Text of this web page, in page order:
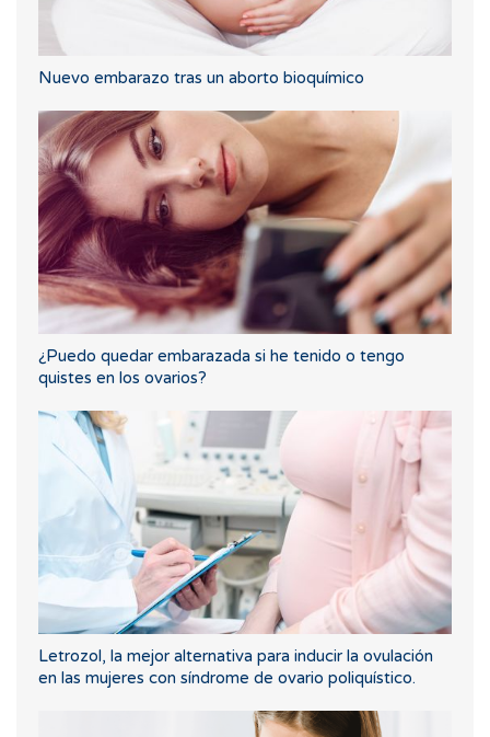
Nuevo embarazo tras un aborto bioquímico
¿Puedo quedar embarazada si he tenido o tengo
quistes en los ovarios?
Letrozol, la mejor alternativa para inducir la ovulación
en las mujeres con síndrome de ovario poliquístico.